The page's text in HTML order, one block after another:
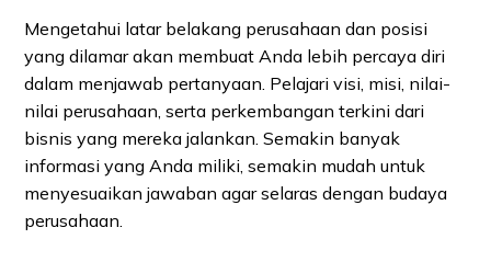
Mengetahui latar belakang perusahaan dan posisi
yang dilamar akan membuat Anda lebih percaya diri
dalam menjawab pertanyaan. Pelajari visi, misi, nilai-
nilai perusahaan, serta perkembangan terkini dari
bisnis yang mereka jalankan. Semakin banyak
informasi yang Anda miliki, semakin mudah untuk
menyesuaikan jawaban agar selaras dengan budaya
perusahaan.